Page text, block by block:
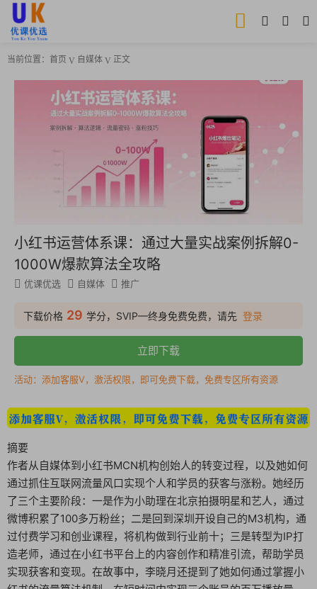
当前位置： 首页 自媒体 正文
小红书运营体系课：通过大量实战案例拆解0-
1000W爆款算法全攻略
优课优选 自媒体 推广
下载价格 29 学分，SVIP—终身免费免费，请先 登录
立即下载
活动：添加客服V，激活权限，即可免费下载，免费专区所有资源
摘要
作者从自媒体到小红书MCN机构创始人的转变过程，以及她如何
通过抓住互联网流量风口实现个人和学员的获客与涨粉。她经历
了三个主要阶段：一是作为小助理在北京拍摄明星和艺人，通过
微博积累了100多万粉丝；二是回到深圳开设自己的M3机构，通
过付费学习和创业课程，将机构做到行业前十；三是转型为IP打
造老师，通过在小红书平台上的内容创作和精准引流，帮助学员
实现获客和变现。在故事中，李晓月还提到了她如何通过掌握小